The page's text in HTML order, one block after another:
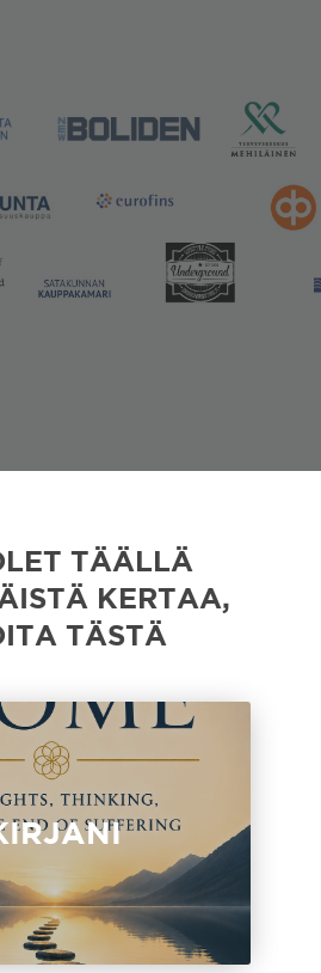
TÄÄLLÄ
KERTAA,
TÄSTÄ